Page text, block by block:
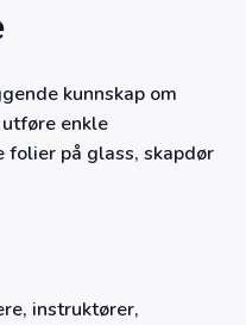
kunnskap om
enkle
på glass, skapdør
instruktører,